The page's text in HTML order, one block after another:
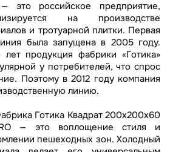
это российское предприятие,
на производстве
и тротуарной плитки. Первая
была запущена в 2005 году.
продукция фабрики «Готика»
у потребителей, что спрос
Поэтому в 2012 году компания
линию.
Готика Квадрат 200х200х60
— это воплощение стиля и
пешеходных зон. Холодный